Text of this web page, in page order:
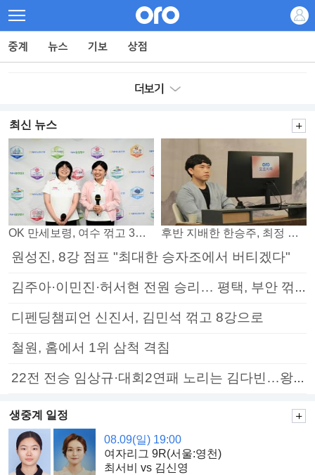
최신 뉴스
OK 만세보령, 여수 꺾고 3연패 탈출 후반 지배한 한승주, 최정 꺾고 8강 진출
원성진, 8강 점프 "최대한 승자조에서 버티겠다"
김주아·이민진·허서현 전원 승리… 평택, 부안 꺾고 5연승
디펜딩챔피언 신진서, 김민석 꺾고 8강으로
철원, 홈에서 1위 삼척 격침
22전 전승 임상규·대회2연패 노리는 김다빈…왕중왕전 16강 7일부터
생중계 일정
08.09(일) 19:00
여자리그 9R(서울:영천)
최서비 vs 김신영